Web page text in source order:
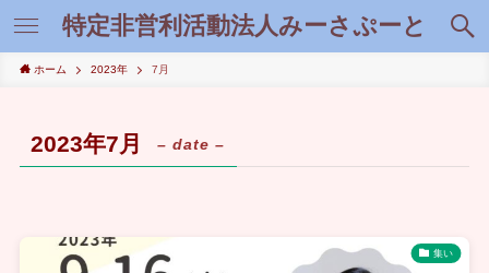
特定非営利活動法人みーさぷーと
ホーム 2023年 7月
2023年7月 – date –
集い